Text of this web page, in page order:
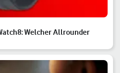
Welcher Allrounder